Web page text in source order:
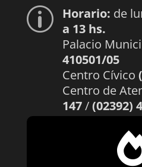
p Horario: de
a 13 hs.
Palacio
410501/05
Centro Cívico
Centro de
147/(02392)